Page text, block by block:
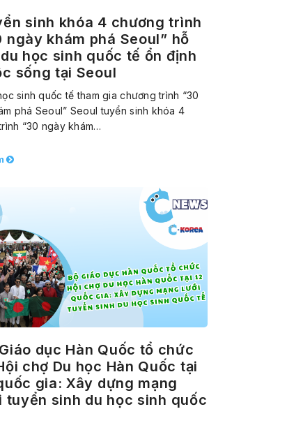
sinh khóa 4 chương trình
ngày khám phá Seoul” hỗ
học sinh quốc tế ổn định
sống tại Seoul
sinh quốc tế tham gia chương trình “30
phá Seoul” Seoul tuyển sinh khóa 4
“30 ngày khám…
dục Hàn Quốc tổ chức
chợ Du học Hàn Quốc tại
gia: Xây dựng mạng
tuyển sinh du học sinh quốc